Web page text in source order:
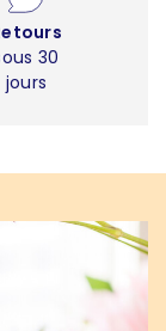
30
jours